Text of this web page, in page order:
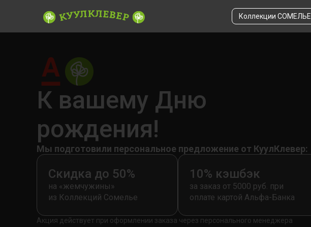
Коллекции СОМЕЛЬЕ
К вашему Дню
рождения!
Мы подготовили персональное предложение от КуулКлевер:
Скидка до 50%
на «жемчужины»
из Коллекций Сомелье
10% кэшбэк
за заказ от 5000 руб. при
оплате картой Альфа-Банка
Акция действует при оформлении заказа через персонального менеджера